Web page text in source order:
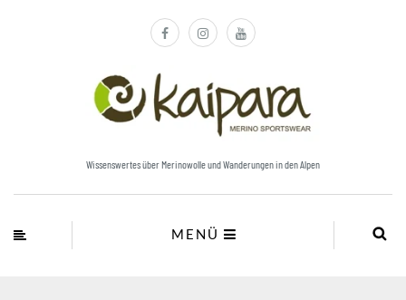
Wissenswertes über Merinowolle und Wanderungen in den Alpen
MENÜ